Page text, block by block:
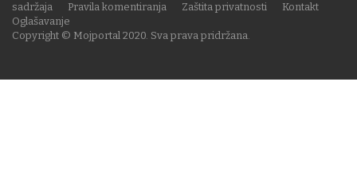
Copyright © Mojportal 2020. Sva prava pridržana.
sadržaja
Pravila komentiranja Zaštita privatnosti
Kontakt
Oglašavanje